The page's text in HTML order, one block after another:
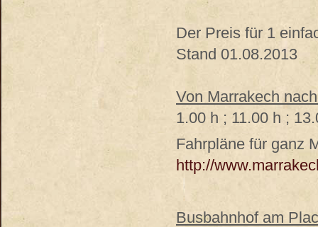
Der Preis für 1
Stand 01.08.2013
Von Marrakech
1.00 h ; 11.00 h ;
Fahrpläne für ganz
http://
Busbahnhof am